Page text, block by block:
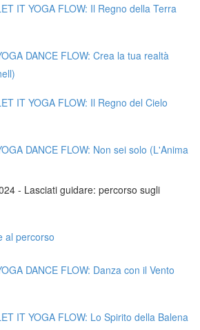
IT YOGA FLOW: Il Regno della Terra
DANCE FLOW: Crea la tua realtà
IT YOGA FLOW: Il Regno del Cielo
DANCE FLOW: Non sei solo (L'Anima
- Lasciati guidare: percorso sugli
al percorso
DANCE FLOW: Danza con il Vento
IT YOGA FLOW: Lo Spirito della Balena